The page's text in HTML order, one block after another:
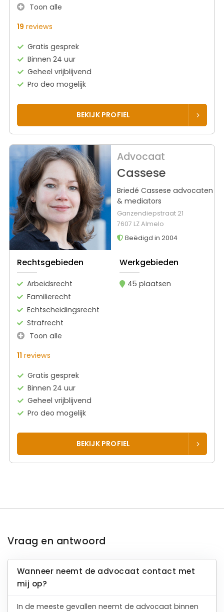
Toon alle
19 reviews
Gratis gesprek
Binnen 24 uur
Geheel vrijblijvend
Pro deo mogelijk
BEKIJK PROFIEL
Advocaat
Cassese
Briedé Cassese advocaten
& mediators
Ganzendiepstraat 21
7607 LZ Almelo
Beëdigd in 2004
Rechtsgebieden
Arbeidsrecht
Familierecht
Echtscheidingsrecht
Strafrecht
Toon alle
Werkgebieden
45 plaatsen
11 reviews
Gratis gesprek
Binnen 24 uur
Geheel vrijblijvend
Pro deo mogelijk
BEKIJK PROFIEL
Vraag en antwoord
Wanneer neemt de advocaat contact met
mij op?
In de meeste gevallen neemt de advocaat binnen